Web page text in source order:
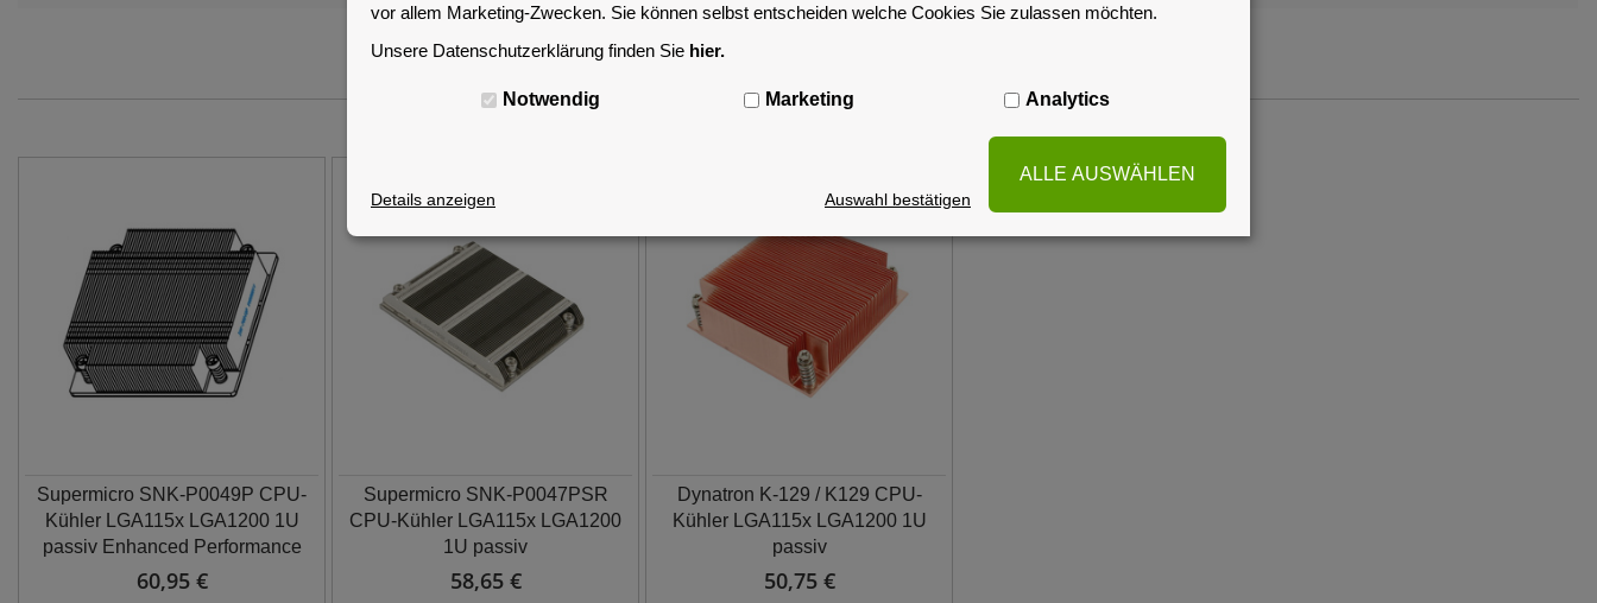
Ähnliche Artikel
Supermicro SNK-P0049P CPU-
Kühler LGA115x LGA1200 1U
passiv Enhanced Performance
60,95 €
Supermicro SNK-P0047PSR
CPU-Kühler LGA115x LGA1200
1U passiv
58,65 €
Dynatron K-129 / K129 CPU-
Kühler LGA115x LGA1200 1U
passiv
50,75 €
vor allem Marketing-Zwecken. Sie können selbst entscheiden welche Cookies Sie zulassen möchten.
Unsere Datenschutzerklärung finden Sie hier.
Notwendig Marketing Analytics
Details anzeigen Auswahl bestätigen
ALLE AUSWÄHLEN